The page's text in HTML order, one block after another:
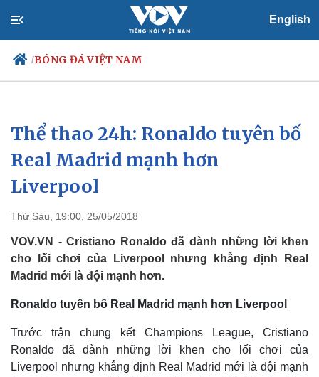
English
/BÓNG ĐÁ VIỆT NAM
Chính trị
Đảng
Tổ chức nhân sự
Quốc hội
Nhận diện sự thật
Xã hội
Tin 24h
Dự báo thời tiết
Thể thao 24h: Ronaldo tuyên bố
Real Madrid mạnh hơn
Liverpool
Thứ Sáu, 19:00, 25/05/2018
VOV.VN - Cristiano Ronaldo đã dành những lời khen
cho lối chơi của Liverpool nhưng khẳng định Real
Madrid mới là đội mạnh hơn.
Ronaldo tuyên bố Real Madrid mạnh hơn Liverpool
Trước trận chung kết Champions League, Cristiano
Ronaldo đã dành những lời khen cho lối chơi của
Liverpool nhưng khẳng định Real Madrid mới là đội mạnh